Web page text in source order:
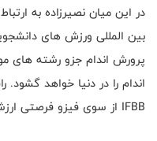
در این میان نصیرزاده به
بین المللی ورزش های
پرورش اندام جزو رشته های
اندام را در دنیا خواهد
IFBB از سوی فیزو فرصتی